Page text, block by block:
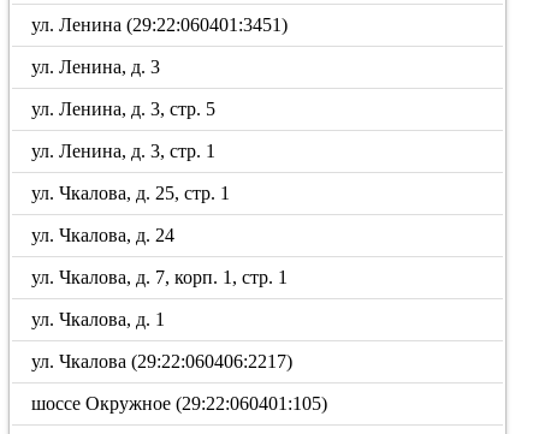
ул. Ленина (29:22:060401:3451)
ул. Ленина, д. 3
ул. Ленина, д. 3, стр. 5
ул. Ленина, д. 3, стр. 1
ул. Чкалова, д. 25, стр. 1
ул. Чкалова, д. 24
ул. Чкалова, д. 7, корп. 1, стр. 1
ул. Чкалова, д. 1
ул. Чкалова (29:22:060406:2217)
шоссе Окружное (29:22:060401:105)